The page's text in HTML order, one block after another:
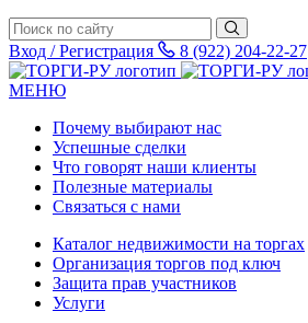
Вход / Регистрация 8 (922) 204-22-27
МЕНЮ
Почему выбирают нас
Успешные сделки
Что говорят наши клиенты
Полезные материалы
Связаться с нами
Каталог недвижимости на торгах
Организация торгов под ключ
Защита прав участников
Услуги